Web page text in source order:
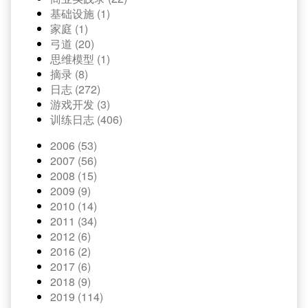
基础设施 (1)
家庭 (1)
弓道 (20)
思维模型 (1)
摘录 (8)
日志 (272)
游戏开发 (3)
训练日志 (406)
2006 (53)
2007 (56)
2008 (15)
2009 (9)
2010 (14)
2011 (34)
2012 (6)
2016 (2)
2017 (6)
2018 (9)
2019 (114)